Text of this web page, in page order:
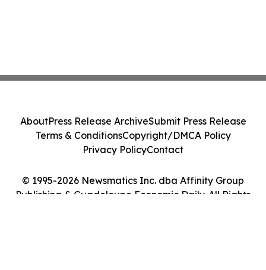
© 1995-2026 Newsmatics Inc. dba Affinity Group
Publishing & Guadeloupe Economic Daily. All Rights
AboutPress Release ArchiveSubmit Press Release
Terms & ConditionsCopyright/DMCA Policy
Privacy PolicyContact